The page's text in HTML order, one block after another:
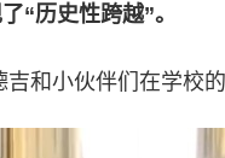
“历史性跨越”。
小伙伴们在学校的